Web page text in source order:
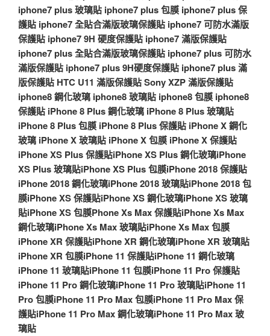
iphone7 plus 玻璃貼 iphone7 plus 包膜 iphone7 plus 保
護貼 iphone7 全貼合滿版玻璃保護貼 iphone7 可防水滿版
保護貼 iphone7 9H 硬度保護貼 iphone7 滿版保護貼
iphone7 plus 全貼合滿版玻璃保護貼 iphone7 plus 可防水
滿版保護貼 iphone7 plus 9H硬度保護貼 iphone7 plus 滿
版保護貼 HTC U11 滿版保護貼Sony XZP 滿版保護貼
iphone8 鋼化玻璃 iphone8 玻璃貼 iphone8 包膜 iphone8
保護貼 iPhone 8 Plus 鋼化玻璃 iPhone 8 Plus 玻璃貼
iPhone 8 Plus 包膜 iPhone 8 Plus 保護貼 iPhone X 鋼化
玻璃 iPhone X 玻璃貼 iPhone X 包膜 iPhone X 保護貼
iPhone XS Plus 保護貼iPhone XS Plus 鋼化玻璃iPhone
XS Plus 玻璃貼iPhone XS Plus 包膜iPhone 2018 保護貼
iPhone 2018 鋼化玻璃iPhone 2018 玻璃貼iPhone 2018 包
膜iPhone XS 保護貼iPhone XS 鋼化玻璃iPhone XS 玻璃
貼iPhone XS 包膜Phone Xs Max 保護貼iPhone Xs Max
鋼化玻璃iPhone Xs Max 玻璃貼iPhone Xs Max 包膜
iPhone XR 保護貼iPhone XR 鋼化玻璃iPhone XR 玻璃貼
iPhone XR 包膜iPhone 11 保護貼iPhone 11 鋼化玻璃
iPhone 11 玻璃貼iPhone 11 包膜iPhone 11 Pro 保護貼
iPhone 11 Pro 鋼化玻璃iPhone 11 Pro 玻璃貼iPhone 11
Pro 包膜iPhone 11 Pro Max 包膜iPhone 11 Pro Max 保
護貼iPhone 11 Pro Max 鋼化玻璃iPhone 11 Pro Max 玻
璃貼